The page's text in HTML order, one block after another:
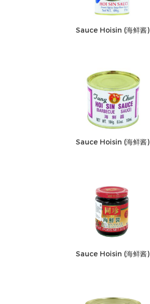
Sauce Hoisin (海鲜酱)
Sauce Hoisin (海鲜酱)
Sauce Hoisin (海鲜酱)